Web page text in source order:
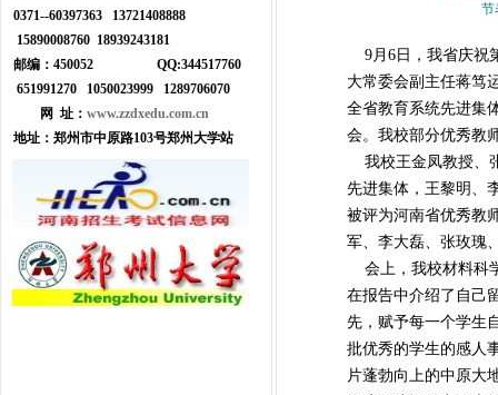
0371--60397363 13721408888
15890008760 18939243181
邮编：450052 QQ:344517760
651991270 1050023999
1289706070
网 址： www.zzdxedu.com.cn
地址： 郑州市中原路103号郑州大学站
节
9月6日，我省庆祝
大常委会副主任蒋笃
全省教育系统先进集
会。我校部分优秀教
我校王金凤教授、
先进集体，王黎明、
被评为河南省优秀教
军、李大磊、张玫瑰
会上，我校材料科
在报告中介绍了自己
先，赋予每一个学生
批优秀的学生的感人
片蓬勃向上的中原大